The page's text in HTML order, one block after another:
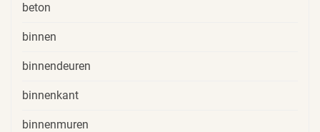
beton
binnen
binnendeuren
binnenkant
binnenmuren